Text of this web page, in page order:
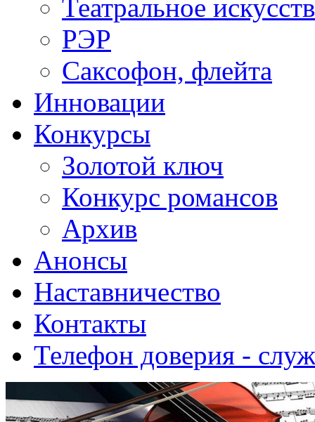
Театральное
РЭР
Саксофон, флейта
Инновации
Конкурсы
Золотой ключ
Конкурс романсов
Архив
Анонсы
Наставничество
Контакты
Телефон доверия -